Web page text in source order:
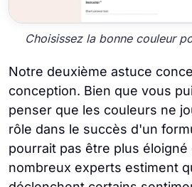
Choisissez la bonne couleur
Notre deuxième astuce
conception. Bien que vous
penser que les couleurs ne
rôle dans le succès d'un
pourrait pas être plus éloigné
nombreux experts estiment